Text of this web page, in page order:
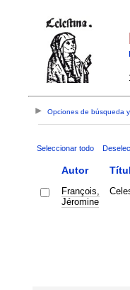
Opciones de búsqueda
Seleccionar todo
Autor
François,
Jéromine